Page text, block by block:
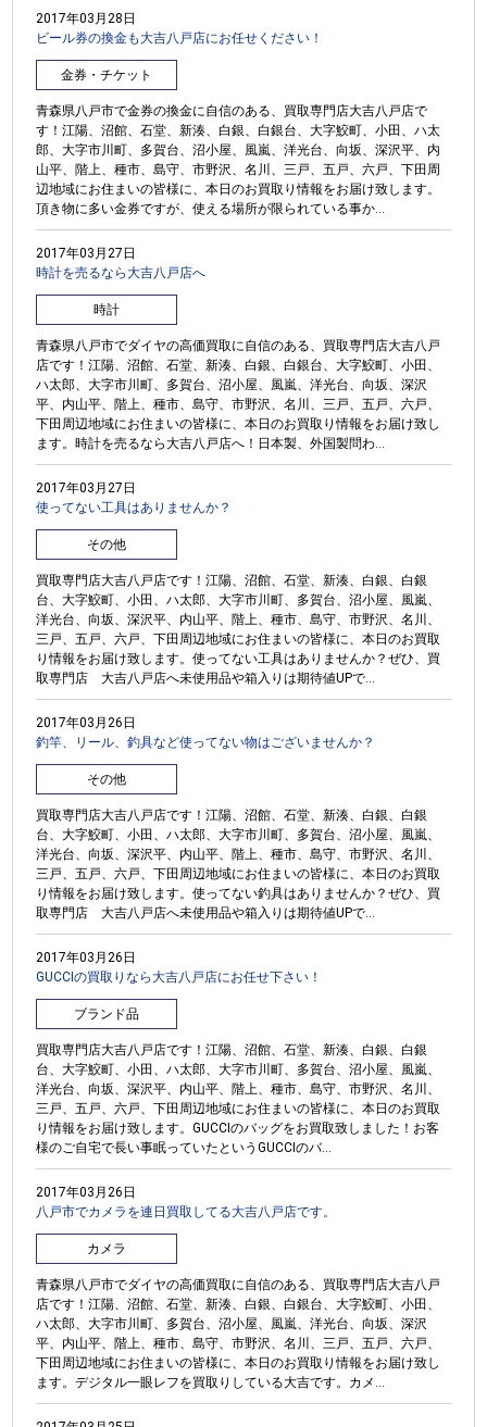
2017年03月28日
ビール券の換金も大吉八戸店にお任せください！
金券・チケット
青森県八戸市で金券の換金に自信のある、買取専門店大吉八戸店で
す！江陽、沼館、石堂、新湊、白銀、白銀台、大字鮫町、小田、ハ太
郎、大字市川町、多賀台、沼小屋、風嵐、洋光台、向坂、深沢平、内
山平、階上、種市、島守、市野沢、名川、三戸、五戸、六戸、下田周
辺地域にお住まいの皆様に、本日のお買取り情報をお届け致します。
頂き物に多い金券ですが、使える場所が限られている事か...
2017年03月27日
時計を売るなら大吉八戸店へ
時計
青森県八戸市でダイヤの高価買取に自信のある、買取専門店大吉八戸
店です！江陽、沼館、石堂、新湊、白銀、白銀台、大字鮫町、小田、
ハ太郎、大字市川町、多賀台、沼小屋、風嵐、洋光台、向坂、深沢
平、内山平、階上、種市、島守、市野沢、名川、三戸、五戸、六戸、
下田周辺地域にお住まいの皆様に、本日のお買取り情報をお届け致し
ます。時計を売るなら大吉八戸店へ！日本製、外国製問わ...
2017年03月27日
使ってない工具はありませんか？
その他
買取専門店大吉八戸店です！江陽、沼館、石堂、新湊、白銀、白銀
台、大字鮫町、小田、ハ太郎、大字市川町、多賀台、沼小屋、風嵐、
洋光台、向坂、深沢平、内山平、階上、種市、島守、市野沢、名川、
三戸、五戸、六戸、下田周辺地域にお住まいの皆様に、本日のお買取
り情報をお届け致します。使ってない工具はありませんか？ぜひ、買
取専門店 大吉八戸店へ未使用品や箱入りは期待値UPで...
2017年03月26日
釣竿、リール、釣具など使ってない物はございませんか？
その他
買取専門店大吉八戸店です！江陽、沼館、石堂、新湊、白銀、白銀
台、大字鮫町、小田、ハ太郎、大字市川町、多賀台、沼小屋、風嵐、
洋光台、向坂、深沢平、内山平、階上、種市、島守、市野沢、名川、
三戸、五戸、六戸、下田周辺地域にお住まいの皆様に、本日のお買取
り情報をお届け致します。使ってない釣具はありませんか？ぜひ、買
取専門店 大吉八戸店へ未使用品や箱入りは期待値UPで...
2017年03月26日
GUCCIの買取りなら大吉八戸店にお任せ下さい！
ブランド品
買取専門店大吉八戸店です！江陽、沼館、石堂、新湊、白銀、白銀
台、大字鮫町、小田、ハ太郎、大字市川町、多賀台、沼小屋、風嵐、
洋光台、向坂、深沢平、内山平、階上、種市、島守、市野沢、名川、
三戸、五戸、六戸、下田周辺地域にお住まいの皆様に、本日のお買取
り情報をお届け致します。GUCCIのバッグをお買取致しました！お客
様のご自宅で長い事眠っていたというGUCCIのバ...
2017年03月26日
八戸市でカメラを連日買取してる大吉八戸店です。
カメラ
青森県八戸市でダイヤの高価買取に自信のある、買取専門店大吉八戸
店です！江陽、沼館、石堂、新湊、白銀、白銀台、大字鮫町、小田、
ハ太郎、大字市川町、多賀台、沼小屋、風嵐、洋光台、向坂、深沢
平、内山平、階上、種市、島守、市野沢、名川、三戸、五戸、六戸、
下田周辺地域にお住まいの皆様に、本日のお買取り情報をお届け致し
ます。デジタル一眼レフを買取りしている大吉です。カメ...